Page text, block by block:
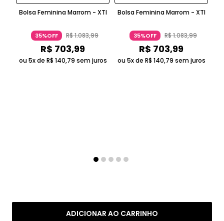
ADICIONAR AO CARRINHO
Bolsa Feminina Marrom - XTI
35%OFF R$1.083,99
R$ 703,99
ou 5x de R$ 140,79 sem juros
Bolsa Feminina Marrom - XTI
35%OFF R$1.083,99
R$ 703,99
ou 5x de R$ 140,79 sem juros